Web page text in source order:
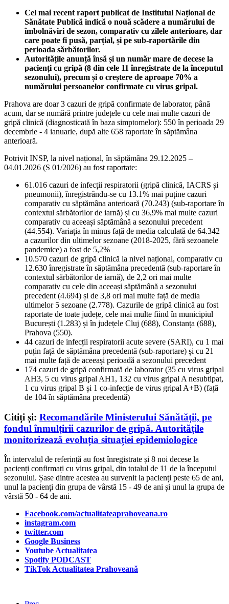
Cel mai recent raport publicat de Institutul Național de
Sănătate Publică indică o nouă scădere a numărului de
îmbolnăviri de sezon, comparativ cu zilele anterioare, dar
care poate fi pusă, parțial, și pe sub-raportările din
perioada sărbătorilor.
Autoritățile anunță însă și un număr mare de decese la
pacienți cu gripă (8 din cele 11 înregistrate de la începutul
sezonului), precum și o creștere de aproape 70% a
numărului persoanelor confirmate cu virus gripal.
Prahova are doar 3 cazuri de gripă confirmate de laborator, până
acum, dar se numără printre județele cu cele mai multe cazuri de
gripă clinică (diagnosticată în baza simptomelor): 550 în perioada 29
decembrie - 4 ianuarie, după alte 658 raportate în săptămâna
anterioară.
Potrivit INSP, la nivel național, în săptămâna 29.12.2025 –
04.01.2026 (S 01/2026) au fost raportate:
61.016 cazuri de infecții respiratorii (gripă clinică, IACRS și
pneumonii), înregistrându-se cu 13.1% mai puține cazuri
comparativ cu săptămâna anterioară (70.243) (sub-raportare în
contextul sărbătorilor de iarnă) și cu 36,9% mai multe cazuri
comparativ cu aceeași săptămână a sezonului precedent
(44.554). Variația în minus față de media calculată de 64.342
a cazurilor din ultimelor sezoane (2018-2025, fără sezoanele
pandemice) a fost de 5,2%
10.570 cazuri de gripă clinică la nivel național, comparativ cu
12.630 înregistrate în săptămâna precedentă (sub-raportare în
contextul sărbătorilor de iarnă), de 2,2 ori mai multe
comparativ cu cele din aceeași săptămână a sezonului
precedent (4.694) și de 3,8 ori mai multe față de media
ultimelor 5 sezoane (2.778). Cazurile de gripă clinică au fost
raportate de toate județe, cele mai multe fiind în municipiul
București (1.283) și în județele Cluj (688), Constanța (688),
Prahova (550).
44 cazuri de infecții respiratorii acute severe (SARI), cu 1 mai
puțin față de săptămâna precedentă (sub-raportare) și cu 21
mai multe față de aceeași perioadă a sezonului precedent
174 cazuri de gripă confirmată de laborator (35 cu virus gripal
AH3, 5 cu virus gripal AH1, 132 cu virus gripal A nesubtipat,
1 cu virus gripal B și 1 co-infecție de virus gripal A+B) (față
de 104 în săptămâna precedentă)
Citiți și: Recomandările Ministerului Sănătății, pe
fondul înmulțirii cazurilor de gripă. Autoritățile
monitorizează evoluția situației epidemiologice
În intervalul de referință au fost înregistrate și 8 noi decese la
pacienți confirmați cu virus gripal, din totalul de 11 de la începutul
sezonului. Șase dintre acestea au survenit la pacienți peste 65 de ani,
unul la pacienți din grupa de vârstă 15 - 49 de ani și unul la grupa de
vârstă 50 - 64 de ani.
Facebook.com/actualitateaprahoveana.ro
instagram.com
twitter.com
Google Business
Youtube Actualitatea
Spotify PODCAST
TikTok Actualitatea Prahoveană